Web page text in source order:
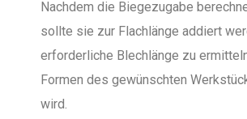
Nachdem die Biegezugabe
sollte sie zur Flachlänge addiert
erforderliche Blechlänge zu
Formen des gewünschten
wird.